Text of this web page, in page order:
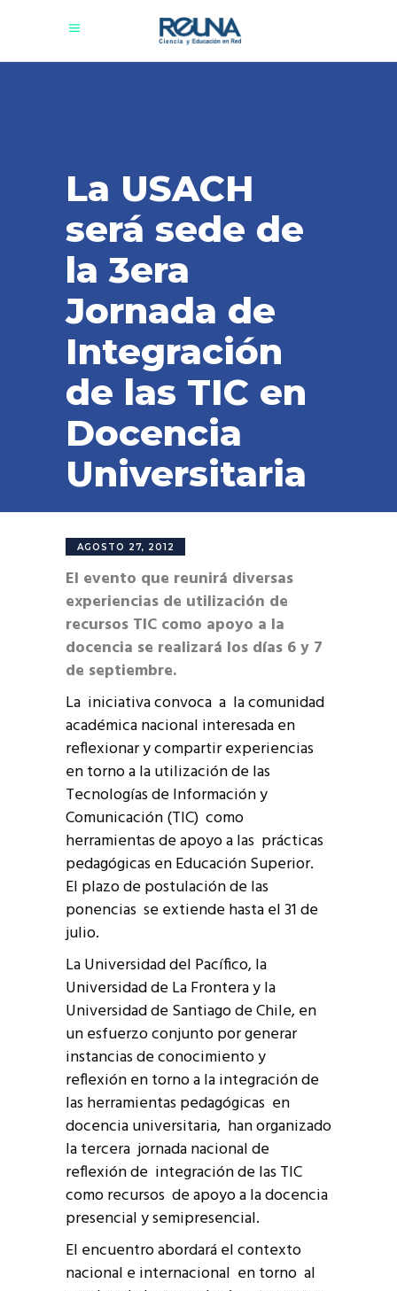
La USACH
será sede de
la 3era
Jornada de
Integración
de las TIC en
Docencia
Universitaria
AGOSTO 27, 2012
El evento que reunirá diversas
experiencias de utilización de
recursos TIC como apoyo a la
docencia se realizará los días 6 y 7
de septiembre.
La iniciativa convoca a la comunidad
académica nacional interesada en
reflexionar y compartir experiencias
en torno a la utilización de las
Tecnologías de Información y
Comunicación (TIC) como
herramientas de apoyo a las prácticas
pedagógicas en Educación Superior.
El plazo de postulación de las
ponencias se extiende hasta el 31 de
julio.
La Universidad del Pacífico, la
Universidad de La Frontera y la
Universidad de Santiago de Chile, en
un esfuerzo conjunto por generar
instancias de conocimiento y
reflexión en torno a la integración de
las herramientas pedagógicas en
docencia universitaria, han organizado
la tercera jornada nacional de
reflexión de integración de las TIC
como recursos de apoyo a la docencia
presencial y semipresencial.
El encuentro abordará el contexto
nacional e internacional en torno al